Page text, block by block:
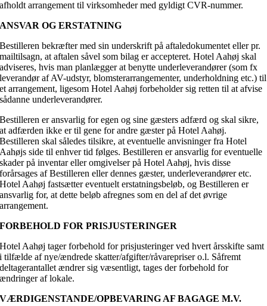
afholdt arrangement til virksomheder med gyldigt CVR-nummer.
ANSVAR OG ERSTATNING
Bestilleren bekræfter med sin underskrift på aftaledokumentet eller pr.
mailtilsagn, at aftalen såvel som bilag er accepteret. Hotel Aahøj skal
adviseres, hvis man planlægger at benytte underleverandører (som fx
leverandør af AV-udstyr, blomsterarrangementer, underholdning etc.) til
et arrangement, ligesom Hotel Aahøj forbeholder sig retten til at afvise
sådanne underleverandører.
Bestilleren er ansvarlig for egen og sine gæsters adfærd og skal sikre,
at adfærden ikke er til gene for andre gæster på Hotel Aahøj.
Bestilleren skal således tilsikre, at eventuelle anvisninger fra Hotel
Aahøjs side til enhver tid følges. Bestilleren er ansvarlig for eventuelle
skader på inventar eller omgivelser på Hotel Aahøj, hvis disse
forårsages af Bestilleren eller dennes gæster, underleverandører etc.
Hotel Aahøj fastsætter eventuelt erstatningsbeløb, og Bestilleren er
ansvarlig for, at dette beløb afregnes som en del af det øvrige
arrangement.
FORBEHOLD FOR PRISJUSTERINGER
Hotel Aahøj tager forbehold for prisjusteringer ved hvert årsskifte samt
i tilfælde af nye/ændrede skatter/afgifter/råvarepriser o.l. Såfremt
deltagerantallet ændrer sig væsentligt, tages der forbehold for
ændringer af lokale.
VÆRDIGENSTANDE/OPBEVARING AF BAGAGE M.V.